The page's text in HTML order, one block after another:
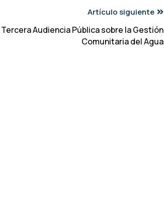
Artículo siguiente
Tercera Audiencia Pública sobre la Gestión
Comunitaria del Agua